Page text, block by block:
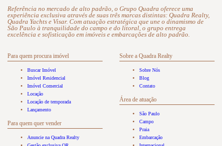
Referência no mercado de alto padrão, o Grupo Quadra oferece uma
experiência exclusiva através de suas três marcas distintas: Quadra Realty,
Quadra Yachts e Visar. Com atuação estratégica que une o dinamismo de
São Paulo à tranquilidade do campo e do litoral, o grupo entrega
excelência e sofisticação em imóveis e embarcações de alto padrão.
Para quem procura imóvel
Buscar Imóvel
Imóvel Residencial
Imóvel Comercial
Locação
Locação de temporada
Lançamento
Para quem quer vender
Anuncie na Quadra Realty
Sobre a Quadra Realty
Sobre Nós
Blog
Contato
Área de atuação
São Paulo
Campo
Praia
Embarcação